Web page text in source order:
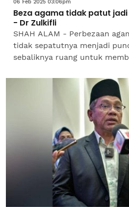
06 Feb 2025 03:06pm
Beza agama tidak patut
- Dr Zulkifli
SHAH ALAM - Perbezaan
tidak sepatutnya menjadi
sebaliknya ruang untuk
Menteri di Jabatan Perdana...